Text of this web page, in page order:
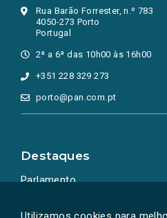
Rua Barão Forrester, n.º 783
4050-273 Porto
Portugal
2ª a 6ª das 10h00 às 16h00
+351 228 329 273
porto@pan.com.pt
Destaques
Parlamento